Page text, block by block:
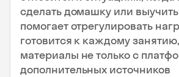
сделать домашку или
помогает отрегулировать
готовится к каждому
материалы не только с
дополнительных источников